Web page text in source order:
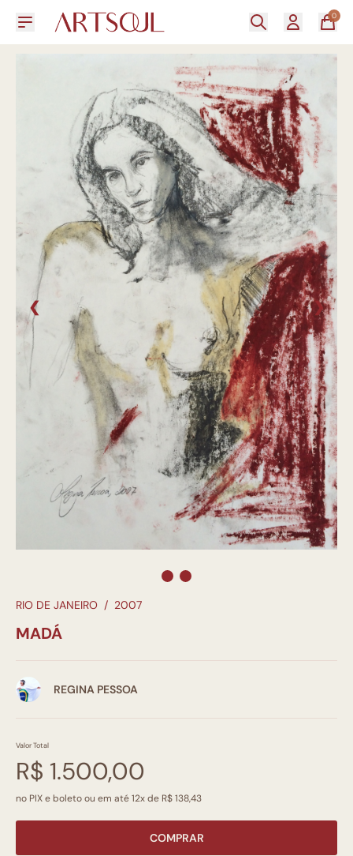
0
❮ ❯
RIO DE JANEIRO / 2007
MADÁ
REGINA PESSOA
Valor Total
R$ 1.500,00
no PIX e boleto ou em até 12x de R$ 138,43
COMPRAR